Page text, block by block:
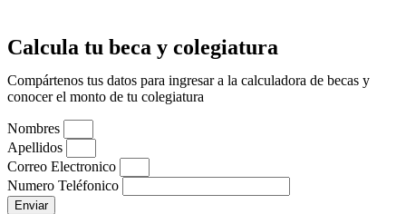
Calcula tu beca y colegiatura
Compártenos tus datos para ingresar a la calculadora de becas y
conocer el monto de tu colegiatura
Nombres
Apellidos
Correo Electronico
Numero Teléfonico
Enviar